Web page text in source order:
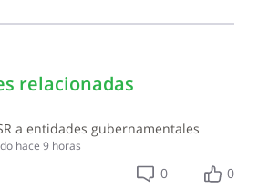
relacionadas
a entidades gubernamentales
hace 9 horas
0 0